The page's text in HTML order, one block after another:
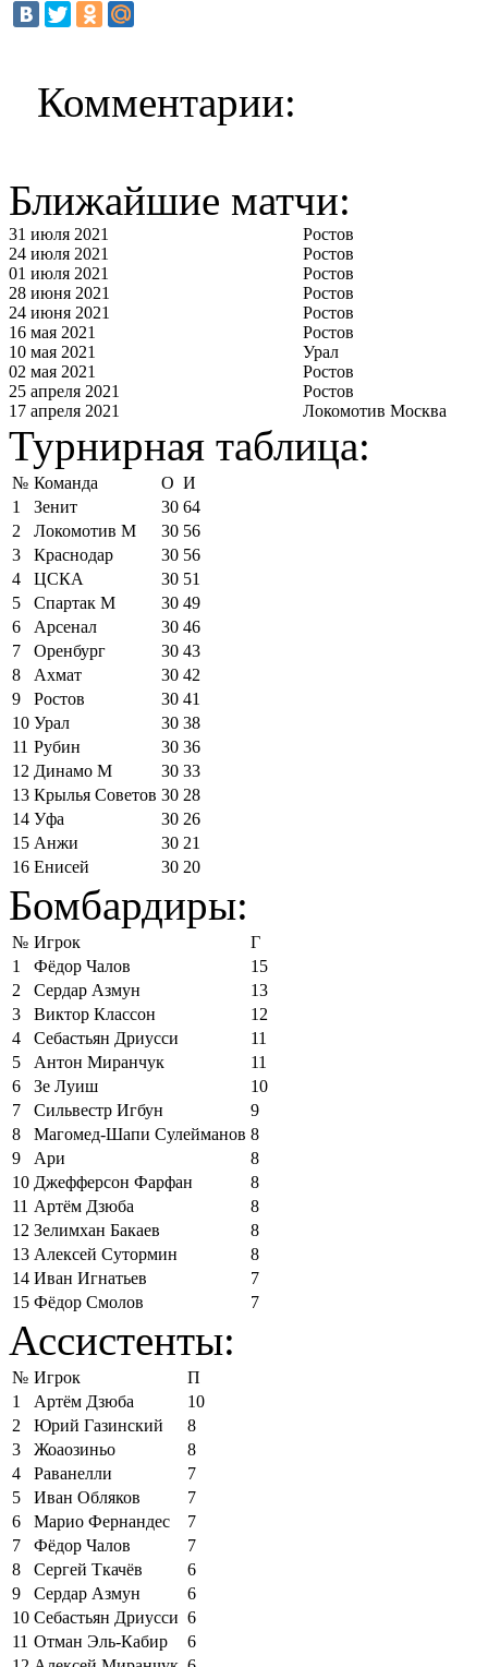
Комментарии:
Ближайшие матчи:
31 июля 2021
Ростов
24 июля 2021
Ростов
01 июля 2021
Ростов
28 июня 2021
Ростов
24 июня 2021
Ростов
16 мая 2021
Ростов
10 мая 2021
Урал
02 мая 2021
Ростов
25 апреля 2021
Ростов
17 апреля 2021
Локомотив Москва
Турнирная таблица:
№ Команда О И
1
Зенит 30 64
2
Локомотив М 30 56
3
Краснодар 30 56
4
ЦСКА 30 51
5
Спартак М 30 49
6
Арсенал 30 46
7
Оренбург 30 43
8
Ахмат 30 42
9
Ростов 30 41
10 Урал 30 38
11 Рубин 30 36
12 Динамо М 30 33
13 Крылья Советов 30 28
14 Уфа 30 26
15 Анжи 30 21
16 Енисей 30 20
Бомбардиры:
№ Игрок
Г
1
Фёдор Чалов
15
2
Сердар Азмун
13
3
Виктор Классон
12
4
Себастьян Дриусси
11
5
Антон Миранчук
11
6
Зе Луиш
10
7
Сильвестр Игбун
9
8
Магомед-Шапи Сулейманов 8
9
Ари
8
10 Джефферсон Фарфан
8
11 Артём Дзюба
8
12 Зелимхан Бакаев
8
13 Алексей Сутормин
8
14 Иван Игнатьев
7
15 Фёдор Смолов 7
Ассистенты:
№ Игрок
П
1
Артём Дзюба
10
2
Юрий Газинский
8
3
Жоаозиньо
8
4
Раванелли
7
5
Иван Обляков
7
6
Марио Фернандес
7
7
Фёдор Чалов
7
8
Сергей Ткачёв
6
9
Сердар Азмун
6
10 Себастьян Дриусси 6
11 Отман Эль-Кабир
6